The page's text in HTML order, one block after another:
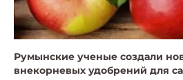
Румынские ученые создали
внекорневых удобрений для